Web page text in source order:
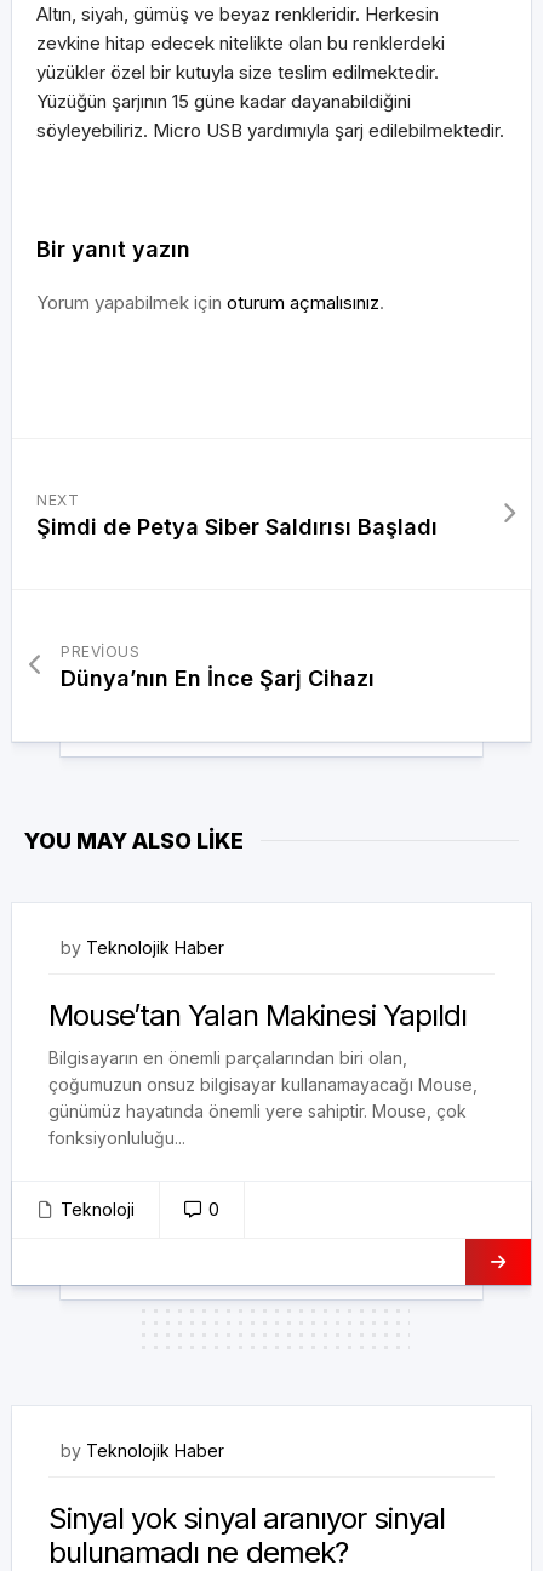
Altın, siyah, gümüş ve beyaz renkleridir. Herkesin
zevkine hitap edecek nitelikte olan bu renklerdeki
yüzükler özel bir kutuyla size teslim edilmektedir.
Yüzüğün şarjının 15 güne kadar dayanabildiğini
söyleyebiliriz. Micro USB yardımıyla şarj edilebilmektedir.
Bir yanıt yazın
Yorum yapabilmek için oturum açmalısınız.
NEXT
Şimdi de Petya Siber Saldırısı Başladı
PREVIOUS
Dünya’nın En İnce Şarj Cihazı
YOU MAY ALSO LIKE
by Teknolojik Haber
Mouse’tan Yalan Makinesi Yapıldı
Bilgisayarın en önemli parçalarından biri olan,
çoğumuzun onsuz bilgisayar kullanamayacağı Mouse,
günümüz hayatında önemli yere sahiptir. Mouse, çok
fonksiyonluluğu...
Teknoloji 0
by Teknolojik Haber
Sinyal yok sinyal aranıyor sinyal
bulunamadı ne demek?